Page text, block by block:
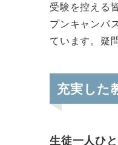
受験を控える
プンキャンパ
ています。疑
充実した
生徒一人ひ